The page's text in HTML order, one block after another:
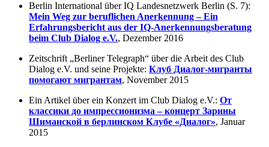
Berlin International über IQ Landesnetzwerk Berlin (S. 7):
Mein Weg zur beruflichen Anerkennung – Ein
Erfahrungsbericht aus der IQ-Anerkennungsberatung
beim Club Dialog e.V., Dezember 2016
Zeitschrift „Berliner Telegraph“ über die Arbeit des Club
Dialog e.V. und seine Projekte: Клуб Диалог-мигранты
помогают мигрантам, November 2015
Ein Artikel über ein Konzert im Club Dialog e.V.: От
классики до импрессионизма – концерт Зарины
Шиманской в берлинском Клубе «Диалог», Januar
2015